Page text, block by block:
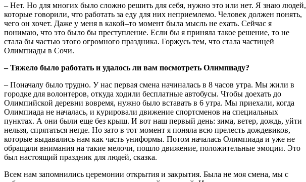
– Нет. Но для многих было сложно решить для себя, нужно это или нет. Я знаю людей,
которые говорили, что работать за еду для них неприемлемо. Человек должен понять,
чего он хочет. Даже у меня в какой–то момент была мысль не ехать. Сейчас я
понимаю, что это было бы преступление. Если бы я приняла такое решение, то не
стала бы частью этого огромного праздника. Горжусь тем, что стала частицей
Олимпиады в Сочи.
– Тяжело было работать и удалось ли вам посмотреть Олимпиаду?
– Поначалу было трудно. У нас первая смена начиналась в 8 часов утра. Мы жили в
городке для волонтеров, откуда ходили бесплатные автобусы. Чтобы доехать до
Олимпийской деревни вовремя, нужно было вставать в 6 утра. Мы приехали, когда
Олимпиада не началась, и курировали движение спортсменов на специальных
пунктах. А они были еще без крыш. И вот наш первый день: зима, ветер, дождь, уйти
нельзя, спрятаться негде. Но зато в тот момент я поняла всю прелесть дождевиков,
которые выдавались нам как часть униформы. Потом началась Олимпиада и уже не
обращали внимания на такие мелочи, пошло движение, положительные эмоции. Это
был настоящий праздник для людей, сказка.
Всем нам запомнились церемонии открытия и закрытия. Была не моя смена, мы с